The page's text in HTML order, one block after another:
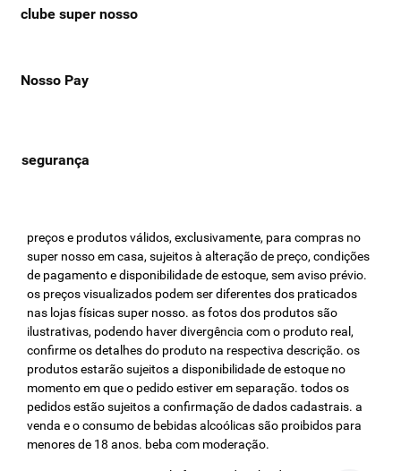
clube super nosso
Nosso Pay
preços e produtos válidos, exclusivamente, para compras no
super nosso em casa, sujeitos à alteração de preço, condições
de pagamento e disponibilidade de estoque, sem aviso prévio.
os preços visualizados podem ser diferentes dos praticados
nas lojas físicas super nosso. as fotos dos produtos são
ilustrativas, podendo haver divergência com o produto real,
confirme os detalhes do produto na respectiva descrição. os
produtos estarão sujeitos a disponibilidade de estoque no
momento em que o pedido estiver em separação. todos os
pedidos estão sujeitos a confirmação de dados cadastrais. a
venda e o consumo de bebidas alcoólicas são proibidos para
menores de 18 anos. beba com moderação.